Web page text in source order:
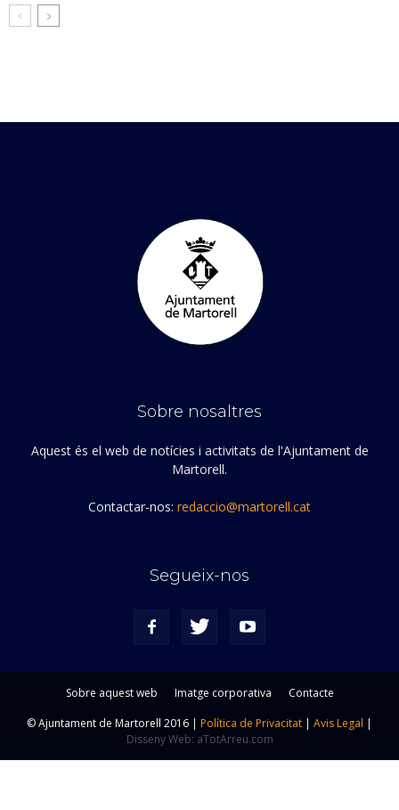
Sobre nosaltres
Aquest és el web de notícies i activitats de l'Ajuntament de
Martorell.
Contactar-nos: redaccio@martorell.cat
Segueix-nos
Sobre aquest web Imatge corporativa
Contacte
© Ajuntament de Martorell 2016 | Política de Privacitat | Avis Legal |
Disseny Web: aTotArreu.com